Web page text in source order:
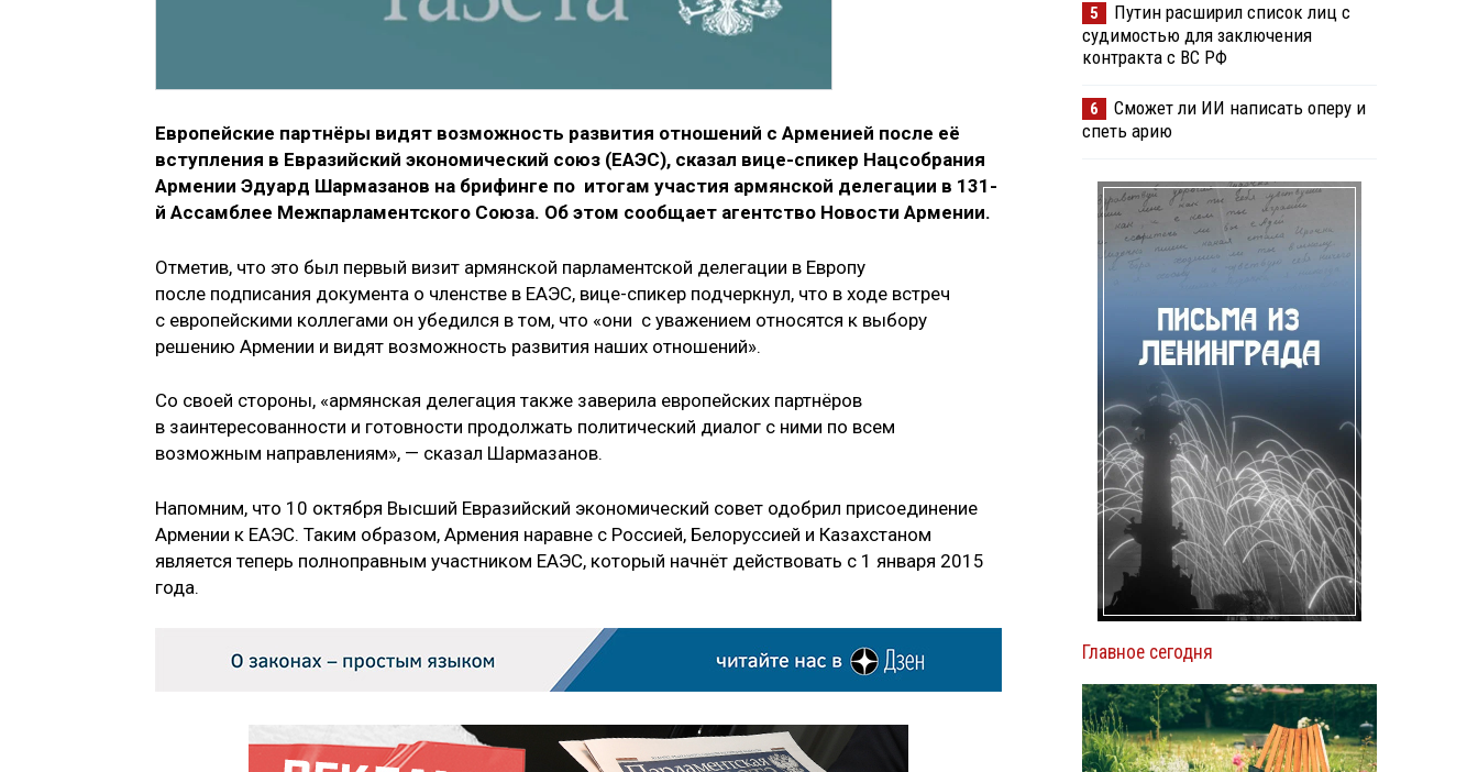
Европейские партнёры видят возможность развития отношений с Арменией после её
вступления в Евразийский экономический союз (ЕАЭС), сказал вице-спикер Нацсобрания
Армении Эдуард Шармазанов на брифинге по итогам участия армянской делегации в 131-
й Ассамблее Межпарламентского Союза. Об этом сообщает агентство Новости Армении.
Отметив, что это был первый визит армянской парламентской делегации в Европу
после подписания документа о членстве в ЕАЭС, вице-спикер подчеркнул, что в ходе встреч
с европейскими коллегами он убедился в том, что «они с уважением относятся к выбору
решению Армении и видят возможность развития наших отношений».
Со своей стороны, «армянская делегация также заверила европейских партнёров
в заинтересованности и готовности продолжать политический диалог с ними по всем
возможным направлениям», — сказал Шармазанов.
Напомним, что 10 октября Высший Евразийский экономический совет одобрил присоединение
Армении к ЕАЭС. Таким образом, Армения наравне с Россией, Белоруссией и Казахстаном
является теперь полноправным участником ЕАЭС, который начнёт действовать с 1 января 2015
года.
5
Путин расширил список лиц с
судимостью для заключения
контракта с ВС РФ
6
Сможет ли ИИ написать оперу и
спеть арию
Главное сегодня